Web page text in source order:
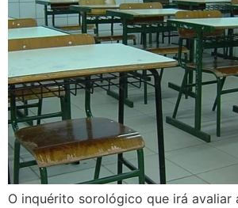
O inquérito sorológico que irá avaliar